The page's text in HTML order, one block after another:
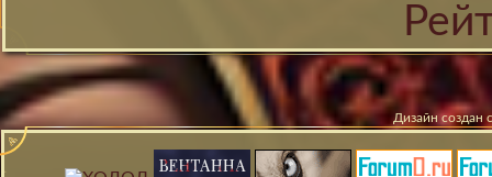
Дизайн создан